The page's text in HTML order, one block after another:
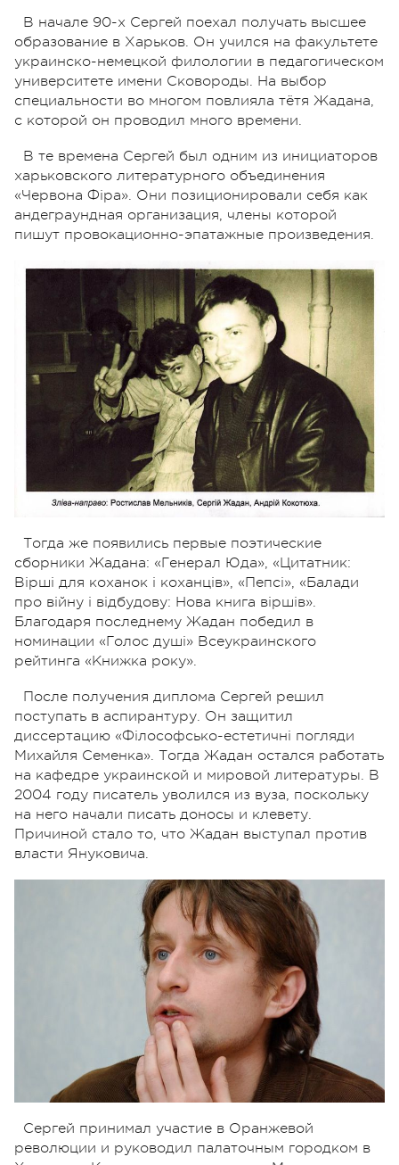
В начале 90-х Сергей поехал получать высшее
образование в Харьков. Он учился на факультете
украинско-немецкой филологии в педагогическом
университете имени Сковороды. На выбор
специальности во многом повлияла тётя Жадана,
с которой он проводил много времени.
В те времена Сергей был одним из инициаторов
харьковского литературного объединения
«Червона Фіра». Они позиционировали себя как
андеграундная организация, члены которой
пишут провокационно-эпатажные произведения.
Тогда же появились первые поэтические
сборники Жадана: «Генерал Юда», «Цитатник:
Вірші для коханок і коханців», «Пепсі», «Балади
про війну і відбудову: Нова книга віршів».
Благодаря последнему Жадан победил в
номинации «Голос душі» Всеукраинского
рейтинга «Книжка року».
После получения диплома Сергей решил
поступать в аспирантуру. Он защитил
диссертацию «Філософсько-естетичні погляди
Михайля Семенка». Тогда Жадан остался работать
на кафедре украинской и мировой литературы. В
2004 году писатель уволился из вуза, поскольку
на него начали писать доносы и клевету.
Причиной стало то, что Жадан выступал против
власти Януковича.
Сергей принимал участие в Оранжевой
революции и руководил палаточным городком в